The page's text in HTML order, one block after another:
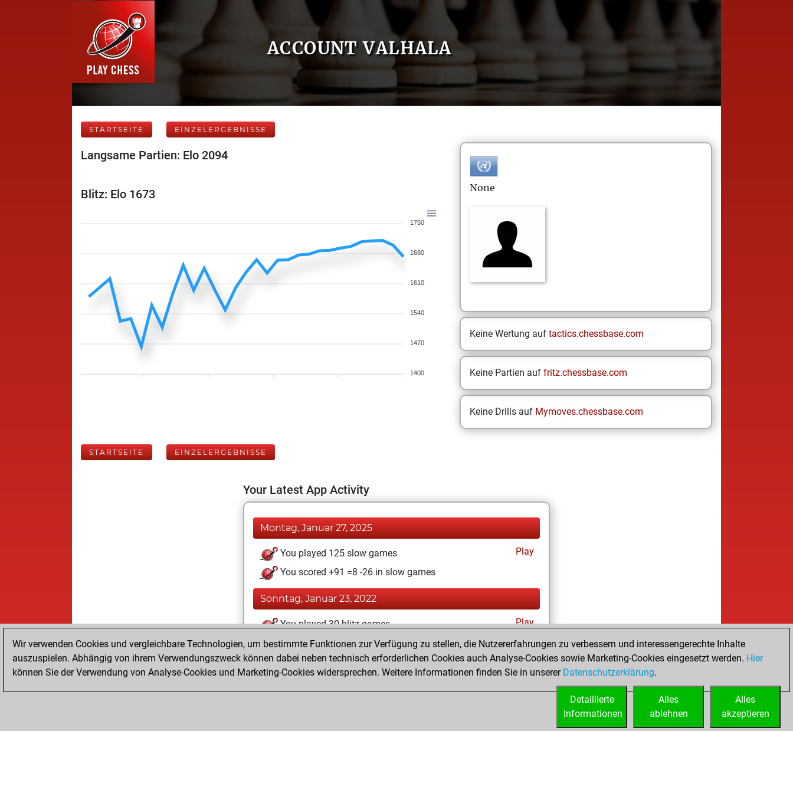
ACCOUNT VALHALA
STARTSEITE EINZELERGEBNISSE
Langsame Partien: Elo 2094
Blitz: Elo 1673
1750
1680
1610
1540
1470
1400
None
Keine Wertung auf tactics.chessbase.com
Keine Partien auf fritz.chessbase.com
Keine Drills auf Mymoves.chessbase.com
STARTSEITE EINZELERGEBNISSE
Your Latest App Activity
Montag, Januar 27, 2025
You played 125 slow games
Play
You scored +91 =8 -26 in slow games
Sonntag, Januar 23, 2022
You played 30 blitz games
Play
You scored +20 =2 -8 in blitz
Wir verwenden Cookies und vergleichbare Technologien, um bestimmte Funktionen zur Verfügung zu stellen, die Nutzererfahrungen zu verbessern und interessengerechte Inhalte
auszuspielen. Abhängig von ihrem Verwendungszweck können dabei neben technisch erforderlichen Cookies auch Analyse-Cookies sowie Marketing-Cookies eingesetzt werden. Hier
können Sie der Verwendung von Analyse-Cookies und Marketing-Cookies widersprechen. Weitere Informationen finden Sie in unserer Datenschutzerklärung.
Alles
akzeptieren
Alles
ablehnen
Detaillierte
Informationen